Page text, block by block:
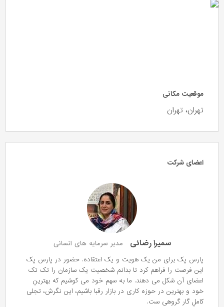
موقعیت مکانی
تهران، تهران
اعضای شرکت
سمیرا رضائی
مدیر سرمایه های انسانی
پارس پک برای من یک هویت و یک اعتقاده. حضور در پارس پک
این فرصت را فراهم کرد تا بدانم شخصیت یک سازمان را تک تک
اعضای آن شکل می دهند. ما به سهم خود می کوشیم که بهترینِ
خود و بهترین در حوزه کاری در بازار رقبا باشیم، این نگرش، تجلی
کاملِ گار گروهی ست.